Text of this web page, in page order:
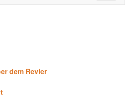
dem Revier